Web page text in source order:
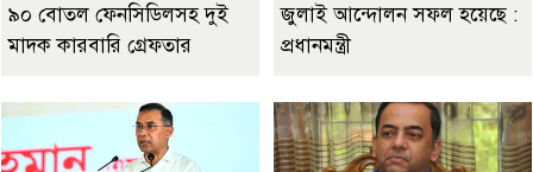
৯০ বোতল ফেনসিডিলসহ দুই
মাদক কারবারি গ্রেফতার
জুলাই আন্দোলন সফল হয়েছে :
প্রধানমন্ত্রী